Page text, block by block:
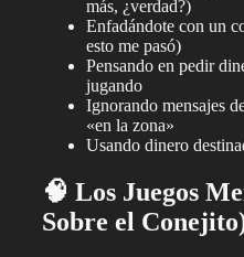
más, ¿verdad?)
Enfadándote con un
esto me pasó)
Pensando en pedir
jugando
Ignorando mensajes
«en la zona»
Usando dinero
🧠 Los Juegos
Sobre el